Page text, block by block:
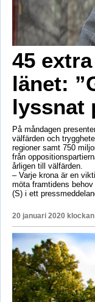
45
länet:
lyssnat
På måndagen
välfärden och
regioner samt 750
från
årligen till välfärden.
– Varje krona är en
möta framtidens
(S) i ett
20 januari 2020